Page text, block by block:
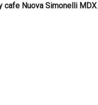
cafe Nuova Simonelli MDX.